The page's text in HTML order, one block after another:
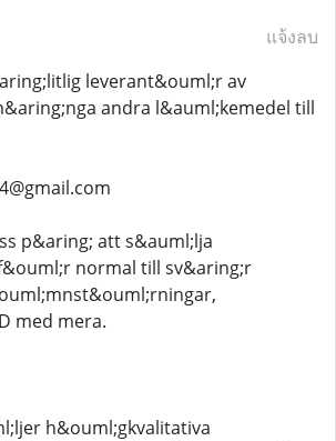
แจ้งลบ
leverant&ouml;r av
andra l&auml;kemedel till
p&aring; att s&auml;lja
normal till sv&aring;r
med mera.
h&ouml;gkvalitativa